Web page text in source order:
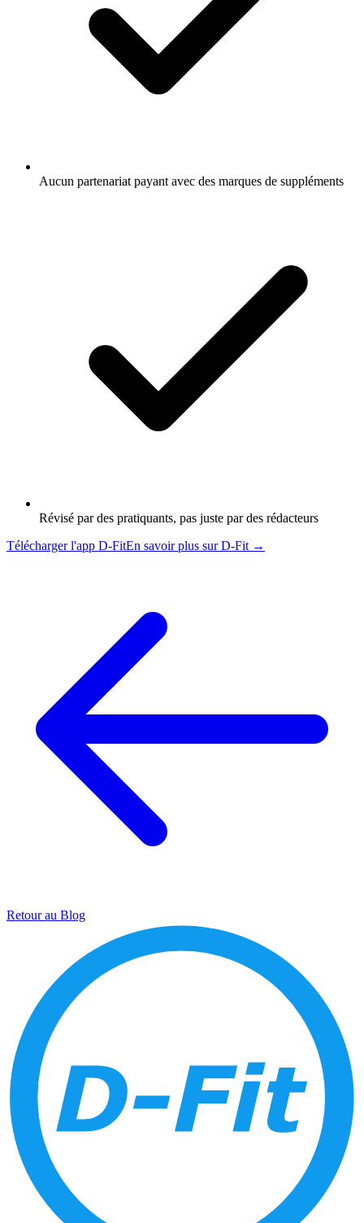
Aucun partenariat payant avec des marques de suppléments
Révisé par des pratiquants, pas juste par des rédacteurs
Télécharger l'app D-FitEn savoir plus sur D-Fit →
Retour au Blog